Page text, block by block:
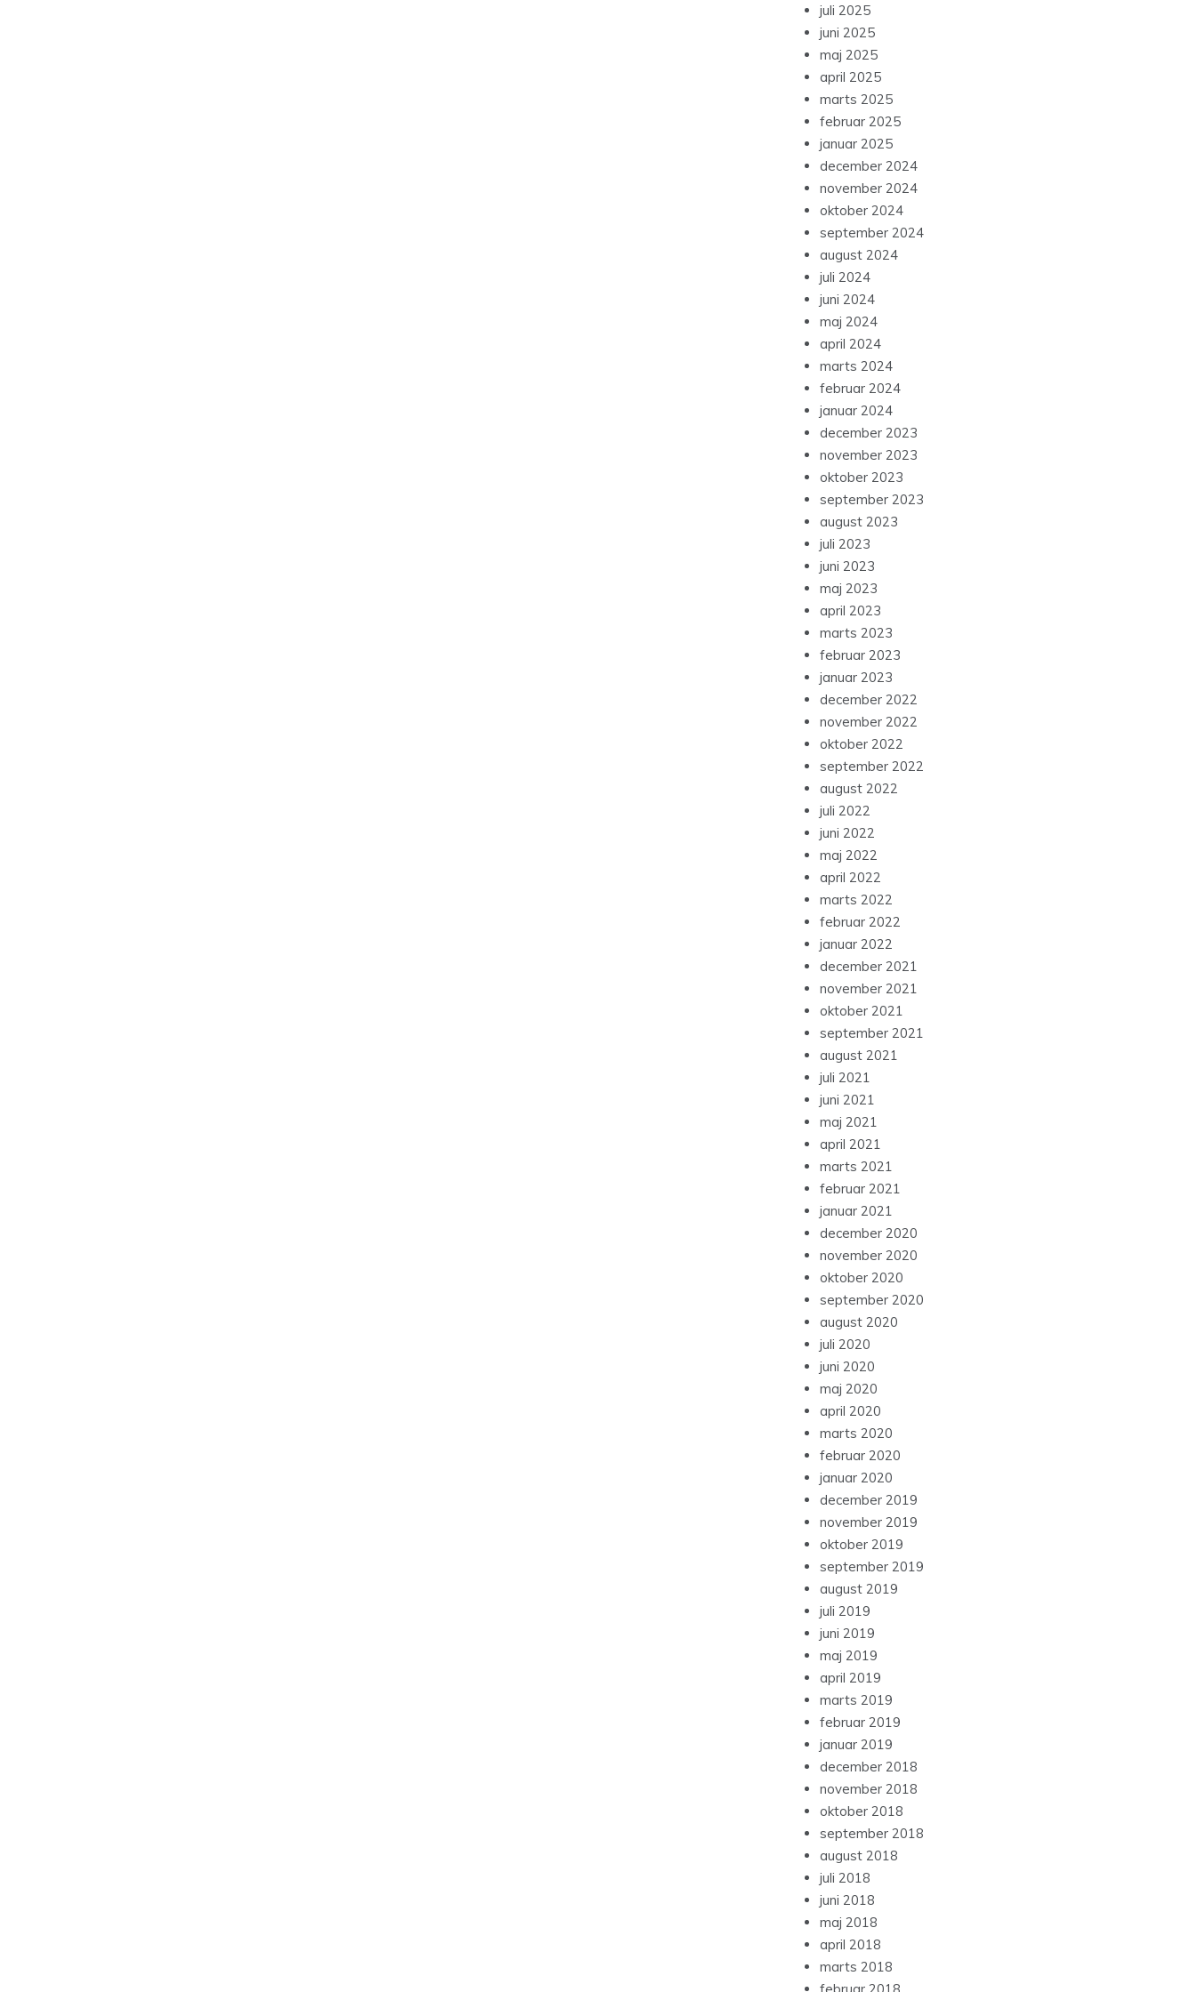
juli 2025
juni 2025
maj 2025
april 2025
marts 2025
februar 2025
januar 2025
december 2024
november 2024
oktober 2024
september 2024
august 2024
juli 2024
juni 2024
maj 2024
april 2024
marts 2024
februar 2024
januar 2024
december 2023
november 2023
oktober 2023
september 2023
august 2023
juli 2023
juni 2023
maj 2023
april 2023
marts 2023
februar 2023
januar 2023
december 2022
november 2022
oktober 2022
september 2022
august 2022
juli 2022
juni 2022
maj 2022
april 2022
marts 2022
februar 2022
januar 2022
december 2021
november 2021
oktober 2021
september 2021
august 2021
juli 2021
juni 2021
maj 2021
april 2021
marts 2021
februar 2021
januar 2021
december 2020
november 2020
oktober 2020
september 2020
august 2020
juli 2020
juni 2020
maj 2020
april 2020
marts 2020
februar 2020
januar 2020
december 2019
november 2019
oktober 2019
september 2019
august 2019
juli 2019
juni 2019
maj 2019
april 2019
marts 2019
februar 2019
januar 2019
december 2018
november 2018
oktober 2018
september 2018
august 2018
juli 2018
juni 2018
maj 2018
april 2018
marts 2018